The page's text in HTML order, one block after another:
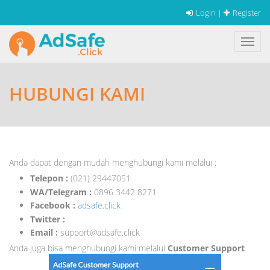
Login | Register
HUBUNGI KAMI
Anda dapat dengan mudah menghubungi kami melalui :
Telepon : (021) 29447051
WA/Telegram : 0896 3442 8271
Facebook : adsafe.click
Twitter :
Email : support@adsafe.click
Anda juga bisa menghubungi kami melalui Customer Support